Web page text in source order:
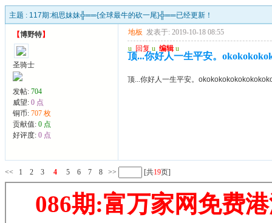
主题 : 117期:相思妹妹╬══{全球最牛的砍一尾}╬══已经更新！
【博野特】
圣骑士
发帖: 704
威望: 0 点
铜币: 707 枚
贡献值: 0 点
好评度: 0 点
地板 发表于: 2019-10-18 08:55
u 回复 u 编辑 u
顶...你好人一生平安。
顶...你好人一生平安。
<< 1 2 3 4 5 6 7 8 >> [共19页]